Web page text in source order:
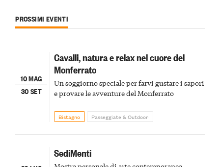
PROSSIMI EVENTI
10 MAG
30 SET
Cavalli, natura e relax nel cuore del
Monferrato
Un soggiorno speciale per farvi gustare i sapori
e provare le avventure del Monferrato
Bistagno Passeggiate & Outdoor
SediMenti